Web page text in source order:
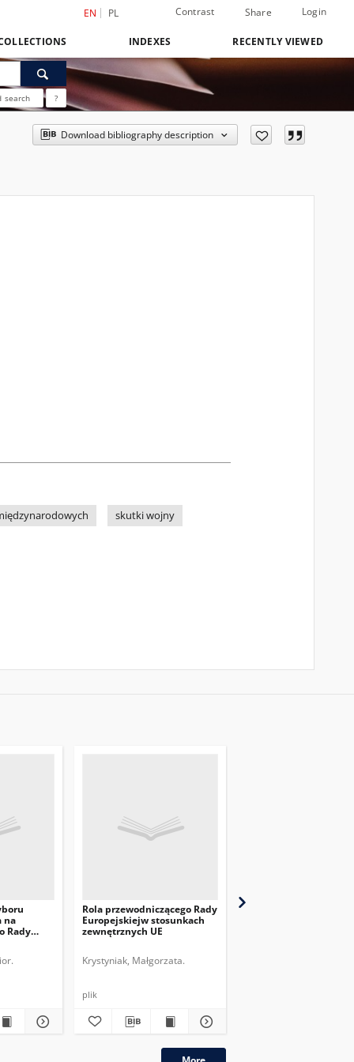
EN PL Contrast Share Login
INDEXES RECENTLY VIEWED
search ?
Download bibliography description
skutki wojny
na
Rady
Rola przewodniczącego Rady
Europejskiejw stosunkach
zewnętrznych UE
Krystyniak, Małgorzata.
plik